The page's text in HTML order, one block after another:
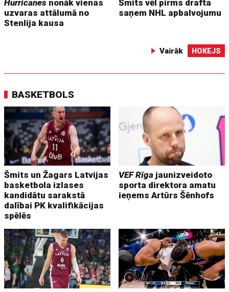
Hurricanes nonāk vienas
uzvaras attālumā no
Stenlija kausa
Šmits vēl pirms drafta
saņem NHL apbalvojumu
Vairāk HOKEJS
BASKETBOLS
Šmits un Žagars Latvijas
basketbola izlases
kandidātu sarakstā
dalībai PK kvalifikācijas
spēlēs
VEF Rīga jaunizveidoto
sporta direktora amatu
ieņems Artūrs Šēnhofs